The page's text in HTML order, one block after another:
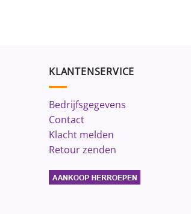
KLANTENSERVICE
Bedrijfsgegevens
Contact
Klacht melden
Retour zenden